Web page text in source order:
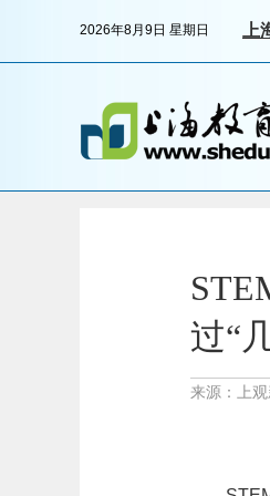
2026年8月9日 星期日
过“
来源：上